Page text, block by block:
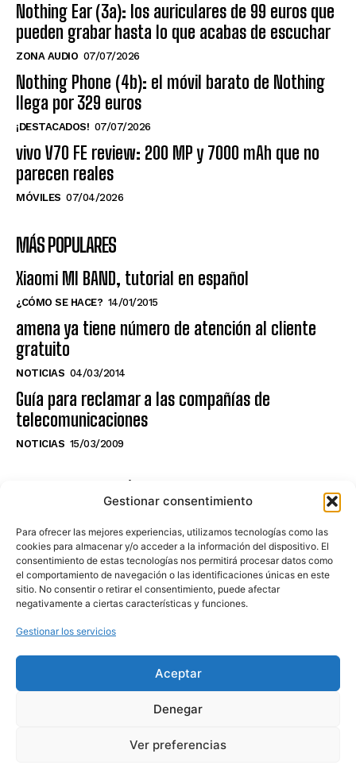
Gestionar consentimiento
Para ofrecer las mejores experiencias, utilizamos tecnologías como las
cookies para almacenar y/o acceder a la información del dispositivo. El
consentimiento de estas tecnologías nos permitirá procesar datos como
el comportamiento de navegación o las identificaciones únicas en este
sitio. No consentir o retirar el consentimiento, puede afectar
negativamente a ciertas características y funciones.
Gestionar los servicios
Aceptar
Denegar
Ver preferencias
Nothing Ear (3a): los auriculares de 99 euros que
pueden grabar hasta lo que acabas de escuchar
ZONA AUDIO 07/07/2026
Nothing Phone (4b): el móvil barato de Nothing
llega por 329 euros
¡DESTACADOS! 07/07/2026
vivo V70 FE review: 200 MP y 7000 mAh que no
parecen reales
MÓVILES 07/04/2026
MÁS POPULARES
Xiaomi MI BAND, tutorial en español
¿CÓMO SE HACE? 14/01/2015
amena ya tiene número de atención al cliente
gratuito
NOTICIAS 04/03/2014
Guía para reclamar a las compañías de
telecomunicaciones
NOTICIAS 15/03/2009
NO TE PIERDAS LO ÚLTIMO DEL CANAL
Haz clic en «Estoy de acuerdo» para
activar Youtube
POLÍTICA DE COOKIES